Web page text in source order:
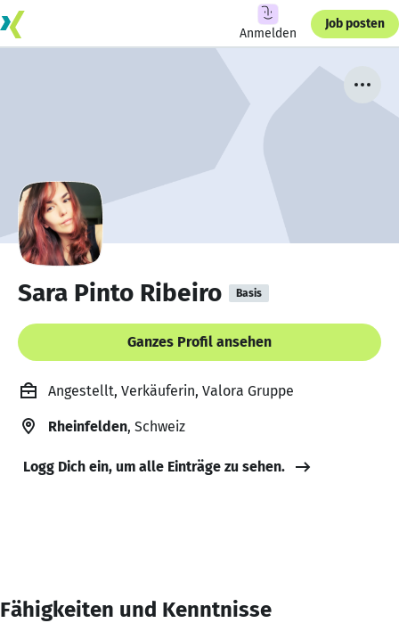
Anmelden
Job posten
Sara Pinto Ribeiro Basis
Ganzes Profil ansehen
Angestellt, Verkäuferin, Valora Gruppe
Rheinfelden, Schweiz
Logg Dich ein, um alle Einträge zu sehen.
Fähigkeiten und Kenntnisse